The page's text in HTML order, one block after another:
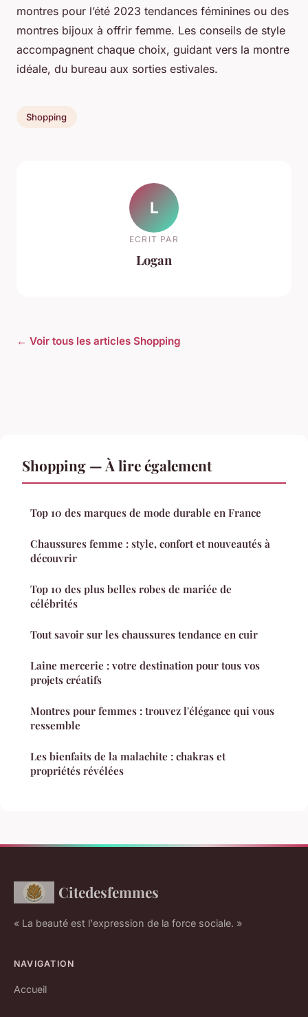
montres pour l’été 2023 tendances féminines ou des
montres bijoux à offrir femme. Les conseils de style
accompagnent chaque choix, guidant vers la montre
idéale, du bureau aux sorties estivales.
Shopping
L
ECRIT PAR
Logan
← Voir tous les articles Shopping
Shopping — À lire également
Top 10 des marques de mode durable en France
Chaussures femme : style, confort et nouveautés à
découvrir
Top 10 des plus belles robes de mariée de
célébrités
Tout savoir sur les chaussures tendance en cuir
Laine mercerie : votre destination pour tous vos
projets créatifs
Montres pour femmes : trouvez l'élégance qui vous
ressemble
Les bienfaits de la malachite : chakras et
propriétés révélées
Citedesfemmes
« La beauté est l'expression de la force sociale. »
NAVIGATION
Accueil